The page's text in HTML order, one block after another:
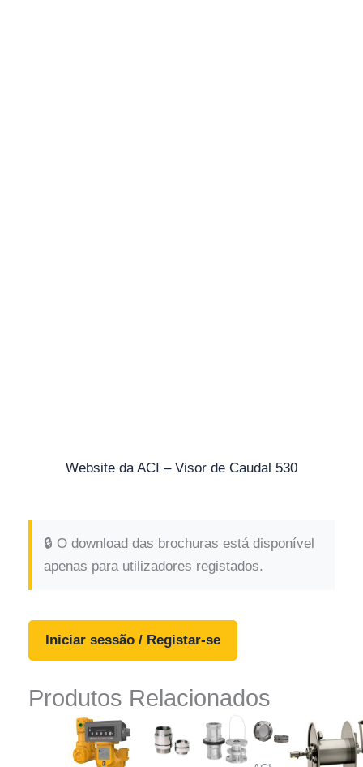
Website da ACI – Visor de Caudal 530
🔒 O download das brochuras está disponível
apenas para utilizadores registados.
Iniciar sessão / Registar-se
Produtos Relacionados